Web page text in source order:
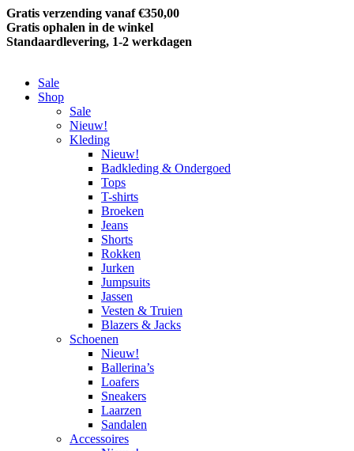
Gratis verzending vanaf €350,00
Gratis ophalen in de winkel
Standaardlevering, 1-2 werkdagen
Sale
Shop
Sale
Nieuw!
Kleding
Nieuw!
Badkleding & Ondergoed
Tops
T-shirts
Broeken
Jeans
Shorts
Rokken
Jurken
Jumpsuits
Jassen
Vesten & Truien
Blazers & Jacks
Schoenen
Nieuw!
Ballerina’s
Loafers
Sneakers
Laarzen
Sandalen
Accessoires